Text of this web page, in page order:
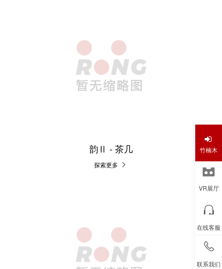
韵Ⅱ - 茶几
探索更多
竹楠木
VR展厅
在线客服
联系我们